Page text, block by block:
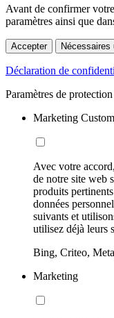
Avant de confirmer
paramètres ainsi que
Accepter Nécessaires
Déclaration de
Paramètres de
Marketing
Avec votre
de notre site web
produits
données
suivants et
utilisez déjà leurs
Bing, Criteo,
Marketing